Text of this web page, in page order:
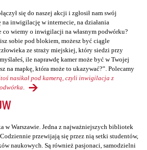
się do naszej akcji i zgłosił nam swój
na inwigilację w internecie, na działania
co wiemy o inwigilacji na własnym podwórku?
sobie pod blokiem, możesz być ciągle
ze straży miejskiej, który siedzi przy
ile naprawdę kamer może być w Twojej
na mapkę, która może to ukazywać?”. Polecamy
nasikał pod kamerą, czyli inwigilacja z
w Warszawie. Jedna z najważniejszych bibliotek
przewijają się przez nią setki studentów,
naukowych. Są również pasjonaci, samodzielni